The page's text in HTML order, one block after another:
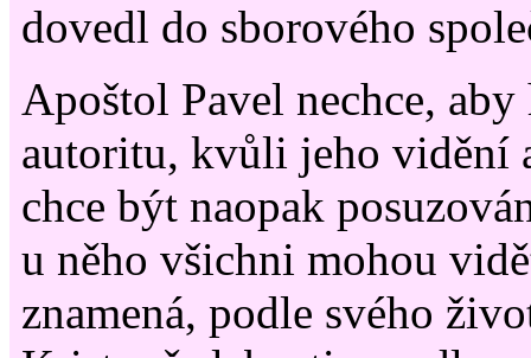
dovedl do sborového
Apoštol Pavel nechce,
autoritu, kvůli jeho vidění
chce být naopak
u něho všichni mohou
znamená, podle svého